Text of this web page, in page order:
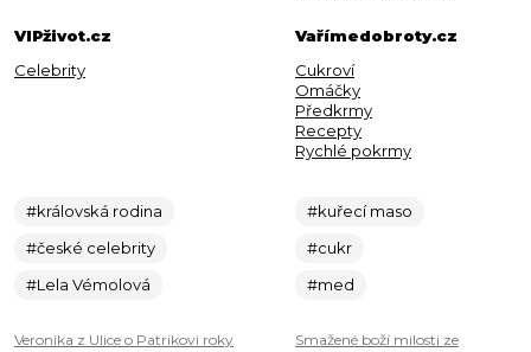
VIPživot.cz
Celebrity
#královská rodina
#české celebrity
#Lela Vémolová
Veronika z Ulice o Patrikovi roky
Vařímedobroty.cz
Cukroví
Omáčky
Předkrmy
Recepty
Rychlé pokrmy
#kuřecí maso
#cukr
#med
Smažené boží milosti ze